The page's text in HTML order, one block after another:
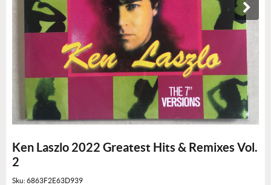
Ken Laszlo 2022 Greatest Hits & Remixes Vol.
2
Sku:6863F2E63D939